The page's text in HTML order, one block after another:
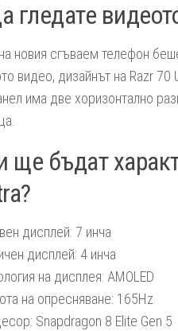
гледате
новия сгъваем телефон
видео, дизайнът на Razr
има две хоризонтално
ще бъдат
дисплей: 7 инча
дисплей: 4 инча
на дисплея: AMOLED
на опресняване: 165Hz
Snapdragon 8 Elite Gen 5